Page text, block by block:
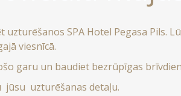
SPA Hotel Pegasa Pils.
viesnīcā.
garu un baudiet bezrūpīgas
jūsu uzturēšanas detaļu.